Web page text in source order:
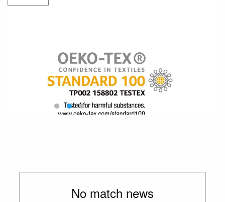
No match news